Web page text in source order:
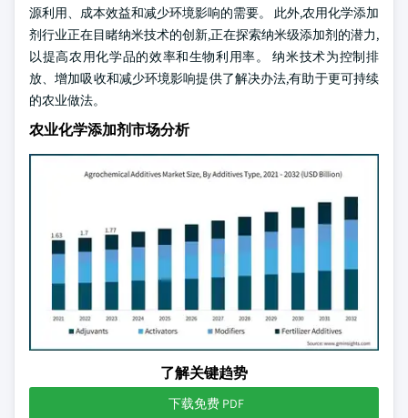
源利用、成本效益和减少环境影响的需要。 此外,农用化学添加
剂行业正在目睹纳米技术的创新,正在探索纳米级添加剂的潜力,
以提高农用化学品的效率和生物利用率。 纳米技术为控制排
放、增加吸收和减少环境影响提供了解决办法,有助于更可持续
的农业做法。
农业化学添加剂市场分析
了解关键趋势
下载免费 PDF